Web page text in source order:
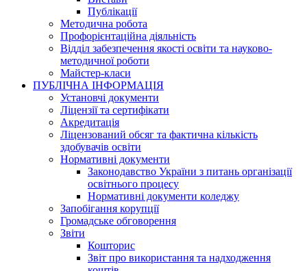
Публікації
Методична робота
Профорієнтаційна діяльність
Відділ забезпечення якості освіти та науково-
методичної роботи
Майстер-класи
ПУБЛІЧНА ІНФОРМАЦІЯ
Установчі документи
Ліцензії та сертифікати
Акредитація
Ліцензований обсяг та фактична кількість
здобувачів освіти
Нормативні документи
Законодавство України з питань організації
освітнього процесу
Нормативні документи коледжу
Запобігання корупції
Громадське обговорення
Звіти
Кошторис
Звіт про використання та надходження